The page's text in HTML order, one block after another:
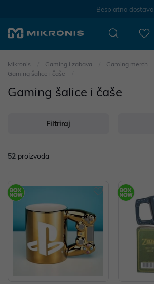
Besplatna dostava
Mikronis Gaming i zabava
Gaming merch
Gaming šalice i čaše
Gaming šalice i čaše
Filtriraj
52 proizvoda